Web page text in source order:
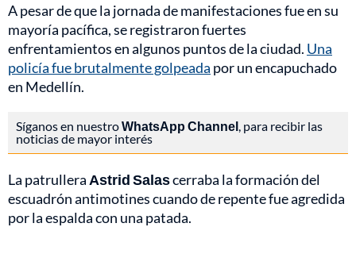
A pesar de que la jornada de manifestaciones fue en su
mayoría pacífica, se registraron fuertes
enfrentamientos en algunos puntos de la ciudad. Una
policía fue brutalmente golpeada por un encapuchado
en Medellín.
Síganos en nuestroWhatsApp Channel , para recibir las
noticias de mayor interés
La patrullera Astrid Salascerraba la formación del
escuadrón antimotines cuando de repente fue agredida
por la espalda con una patada.